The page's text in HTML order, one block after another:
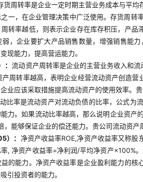
货周转率是企业一定时期主营业务成本与平
一，在企业管理决策中广泛使用。存货周
转率越低，则表示企业存在库存积压，产
，企业要扩大产品销售数量，增强销售能
现能力，提高营运能力。
：流动资产周转率是企业的主营业务收入和
周转率越高，表明企业经营流动资产创造
业应该采取措施提高流动资产的使用效率。
比率是流动资产对流动负债的比率，公式为
力。如果流动比率越高，那么说明企业资
，能够保证企业的偿还能力。贵公司流动资
）： 净资产收益率ROE,净资产收益率又称
, 净资产收益率=净利润/平均净资产×100%
的能力。净资产收益率是企业盈利能力的
引投资者的能力。